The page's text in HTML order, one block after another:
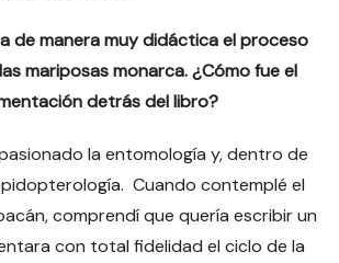
de manera muy didáctica el proceso
mariposas monarca. ¿Cómo fue el
detrás del libro?
la entomología y, dentro de
Cuando contemplé el
comprendí que quería escribir un
con total fidelidad el ciclo de la